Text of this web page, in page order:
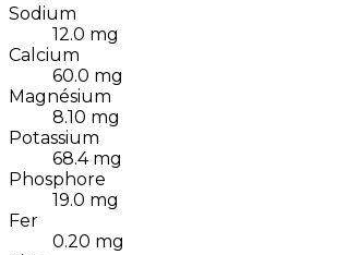
Sodium
12.0 mg
Calcium
60.0 mg
Magnésium
8.10 mg
Potassium
68.4 mg
Phosphore
19.0 mg
Fer
0.20 mg